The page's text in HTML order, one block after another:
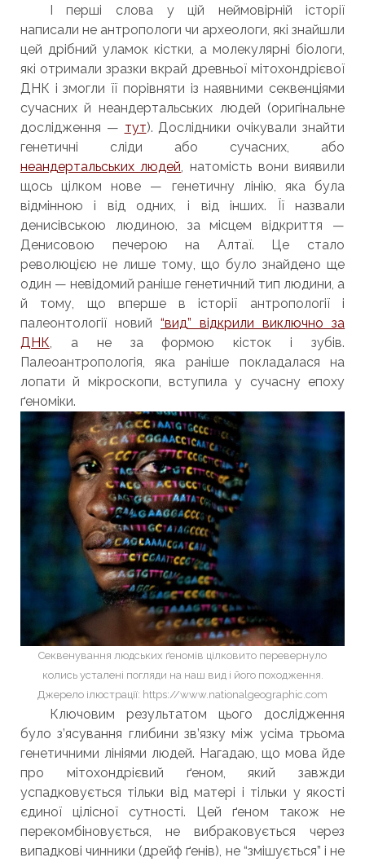
І перші слова у цій неймовірній історії
написали не антропологи чи археологи, які знайшли
цей дрібний уламок кістки, а молекулярні біологи,
які отримали зразки вкрай древньої мітохондрієвої
ДНК і змогли її порівняти із наявними секвенціями
сучасних й неандертальських людей (оригінальне
дослідження — тут). Дослідники очікували знайти
генетичні сліди або сучасних, або
неандертальських людей, натомість вони виявили
щось цілком нове — генетичну лінію, яка була
відмінною і від одних, і від інших. Її назвали
денисівською людиною, за місцем відкриття —
Денисовою печерою на Алтаї. Це стало
революцією не лише тому, що було знайдено ще
один — невідомий раніше генетичний тип людини, а
й тому, що вперше в історії антропології і
палеонтології новий “вид” відкрили виключно за
ДНК, а не за формою кісток і зубів.
Палеоантропологія, яка раніше покладалася на
лопати й мікроскопи, вступила у сучасну епоху
ґеноміки.
Секвенування людських ґеномів цілковито перевернуло
колись усталені погляди на наш вид і його походження.
Джерело ілюстрації: https://www.nationalgeographic.com
Ключовим результатом цього дослідження
було з’ясування глибини зв’язку між усіма трьома
генетичними лініями людей. Нагадаю, що мова йде
про мітохондрієвий ґеном, який завжди
успадковується тільки від матері і тільки у якості
єдиної цілісної сутності. Цей ґеном також не
перекомбіновується, не вибраковується через
випадкові чинники (дрейф ґенів), не “змішується” і не